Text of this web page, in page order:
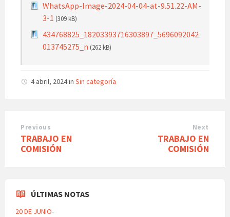
WhatsApp-Image-2024-04-04-at-9.51.22-AM-
3-1 (309 kB)
434768825_18203393716303897_5696092042
013745275_n (262 kB)
4 abril, 2024in Sin categoría
Previous
TRABAJO EN
COMISIÓN
Next
TRABAJO EN
COMISIÓN
ÚLTIMAS NOTAS
20 DE JUNIO-